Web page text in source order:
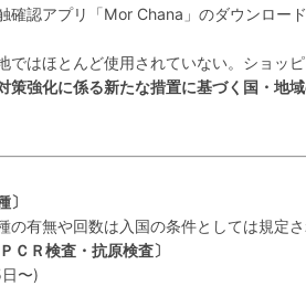
認アプリ「Mor Chana」のダウンロード
はほとんど使用されていない。ショッピ
策強化に係る新たな措置に基づく国・地域
〕
有無や回数は入国の条件としては規定さ
ＣＲ検査・抗原検査〕
〜)